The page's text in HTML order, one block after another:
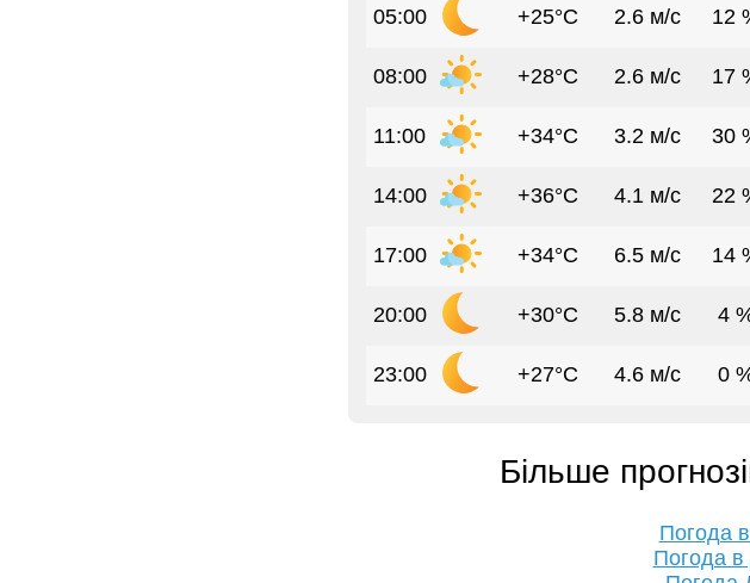
05:00 +25°C 2.6 м/с 12
08:00 +28°C 2.6 м/с 17
11:00 +34°C 3.2 м/с 30
14:00 +36°C 4.1 м/с 22
17:00 +34°C 6.5 м/с 14
20:00 +30°C 5.8 м/с 4
23:00 +27°C 4.6 м/с 0
Більше
Погода
Погода в